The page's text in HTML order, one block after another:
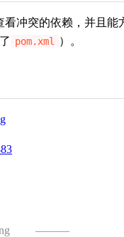
看冲突的依赖，并且能
pom.xml ）。
———